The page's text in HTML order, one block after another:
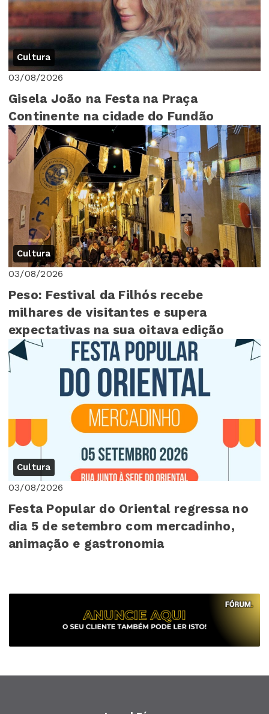
Cultura
03/08/2026
Gisela João na Festa na Praça
Continente na cidade do Fundão
Cultura
03/08/2026
Peso: Festival da Filhós recebe
milhares de visitantes e supera
expectativas na sua oitava edição
Cultura
03/08/2026
Festa Popular do Oriental regressa no
dia 5 de setembro com mercadinho,
animação e gastronomia